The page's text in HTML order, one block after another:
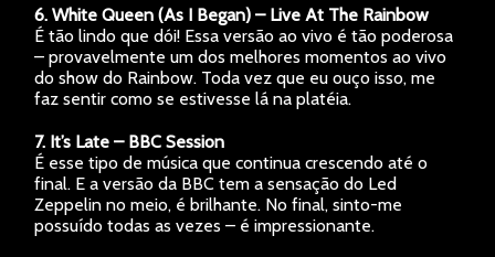
6. White Queen (As I Began) – Live At The Rainbow
É tão lindo que dói! Essa versão ao vivo é tão poderosa
– provavelmente um dos melhores momentos ao vivo
do show do Rainbow. Toda vez que eu ouço isso, me
faz sentir como se estivesse lá na platéia.
7. It’s Late – BBC Session
É esse tipo de música que continua crescendo até o
final. E a versão da BBC tem a sensação do Led
Zeppelin no meio, é brilhante. No final, sinto-me
possuído todas as vezes – é impressionante.